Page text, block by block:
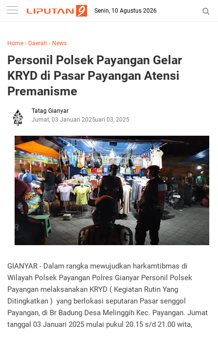
Senin, 10 Agustus 2026
Home › Daerah › News
Personil Polsek Payangan Gelar
KRYD di Pasar Payangan Atensi
Premanisme
Tatag Gianyar
Jumat, 03 Januari 2025Januari 03, 2025
GIANYAR - Dalam rangka mewujudkan harkamtibmas di
Wilayah Polsek Payangan Polres Gianyar Personil Polsek
Payangan melaksanakan KRYD ( Kegiatan Rutin Yang
Ditingkatkan ) yang berlokasi seputaran Pasar senggol
Payangan, di Br Badung Desa Melinggih Kec. Payangan. Jumat
tanggal 03 Januari 2025 mulai pukul 20.15 s/d 21.00 wita,